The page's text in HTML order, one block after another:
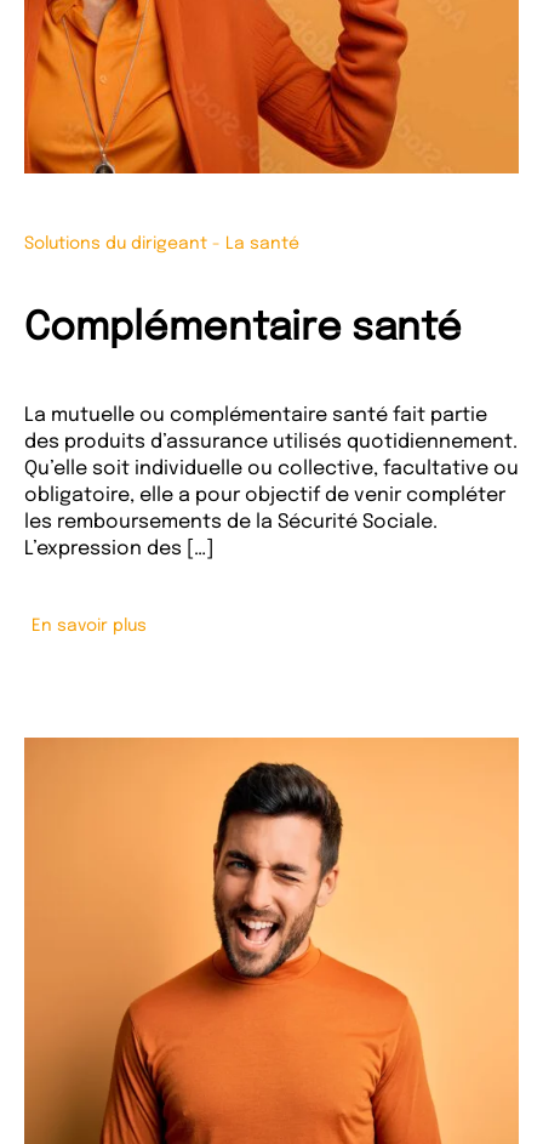
Solutions du dirigeant - La santé
Complémentaire santé
La mutuelle ou complémentaire santé fait partie
des produits d’assurance utilisés quotidiennement.
Qu’elle soit individuelle ou collective, facultative ou
obligatoire, elle a pour objectif de venir compléter
les remboursements de la Sécurité Sociale.
L’expression des […]
En savoir plus